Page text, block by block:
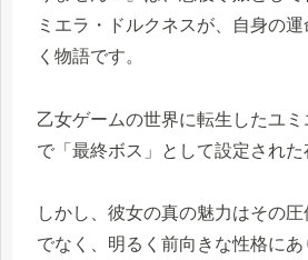
ミエラ・ドルクネスが、自身の
く物語です。
乙女ゲームの世界に転生したユ
で「最終ボス」として設定された
しかし、彼女の真の魅力はその
でなく、明るく前向きな性格にあ